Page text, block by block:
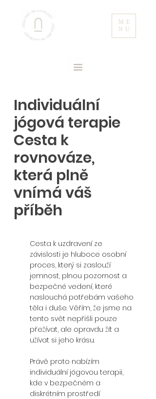
ME
NU
Individuální
jógová terapie
Cesta k
rovnováze,
která plně
vnímá váš
příběh
Cesta k uzdravení ze
závislosti je hluboce osobní
proces, který si zaslouží
jemnost, plnou pozornost a
bezpečné vedení, které
naslouchá potřebám vašeho
těla i duše. Věřím, že jsme na
tento svět nepřišli pouze
přežívat, ale opravdu žít a
užívat si jeho krásu.
Právě proto nabízím
individuální jógovou terapii,
kde v bezpečném a
diskrétním prostředí